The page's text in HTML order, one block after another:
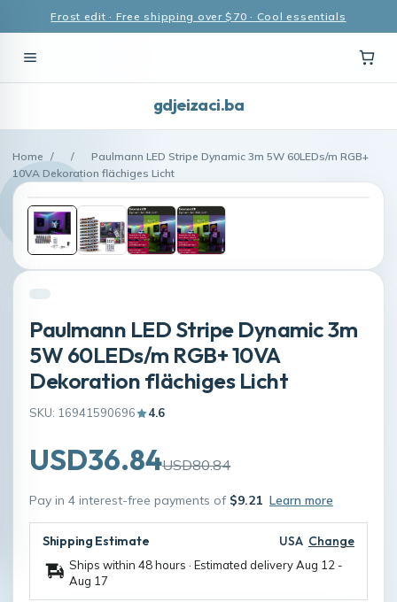
Frost edit · Free shipping over $70 · Cool essentials
gdjeizaci.ba
Home / /
Paulmann LED Stripe Dynamic 3m 5W 60LEDs/m RGB+
10VA Dekoration flächiges Licht
Paulmann LED Stripe Dynamic 3m
5W 60LEDs/m RGB+ 10VA
Dekoration flächiges Licht
SKU: 16941590696 4.6
USD36.84USD80.84
Pay in 4 interest-free payments of $9.21 Learn more
Shipping Estimate USA Change
Ships within 48 hours · Estimated deliveryAug 12 -
Aug 17